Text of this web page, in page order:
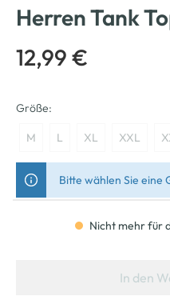
Herren Tank
12,99 €
Größe:
M L XL XXL
Bitte wählen Sie eine
Nicht mehr für
In den